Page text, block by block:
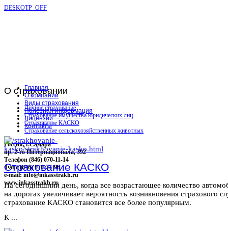
DESKOTP_OFF
О страховании
Личное страхование
Страхование имущества юридических лиц
Страхование КАСКО
Страхование сельскохозяйственных животных
Россия, г.Самара
пр. 2-го Интернационала, 392
Телефон (846) 070-11-14
Факс (846) 070-23-96
e-mail: info@inkasstrakh.ru
www.inkasstrakh.ru
Главная
О компании
Виды страхования
Полезная информация
Лицензии
Контакты
Страхование КАСКО
На сегодняшний день, когда все возрастающее количество
на дорогах увеличивает вероятность возникновения страхового
страхование КАСКО становится все более популярным.
К ...